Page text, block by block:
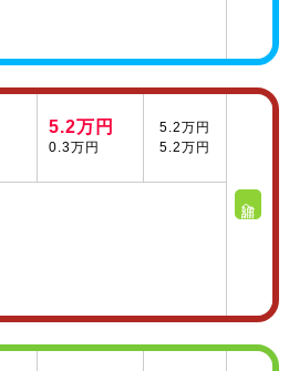
5.2万円
0.3万円
5.2万円
5.2万円
詳細へ